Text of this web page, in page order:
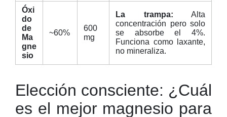
Óxi
do
de
Ma
gne
sio
~60%
600
mg
La trampa: Alta
concentración pero solo
se absorbe el 4%.
Funciona como laxante,
no mineraliza.
Elección consciente: ¿Cuál
es el mejor magnesio para